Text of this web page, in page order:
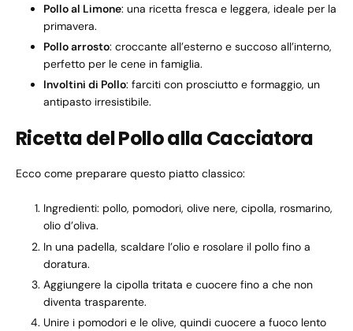
Pollo al Limone: una ricetta fresca e leggera, ideale per la
primavera.
Pollo arrosto: croccante all’esterno e succoso all’interno,
perfetto per le cene in famiglia.
Involtini di Pollo: farciti con prosciutto e formaggio, un
antipasto irresistibile.
Ricetta del Pollo alla Cacciatora
Ecco come preparare questo piatto classico:
Ingredienti: pollo, pomodori, olive nere, cipolla, rosmarino,
olio d’oliva.
In una padella, scaldare l’olio e rosolare il pollo fino a
doratura.
Aggiungere la cipolla tritata e cuocere fino a che non
diventa trasparente.
Unire i pomodori e le olive, quindi cuocere a fuoco lento